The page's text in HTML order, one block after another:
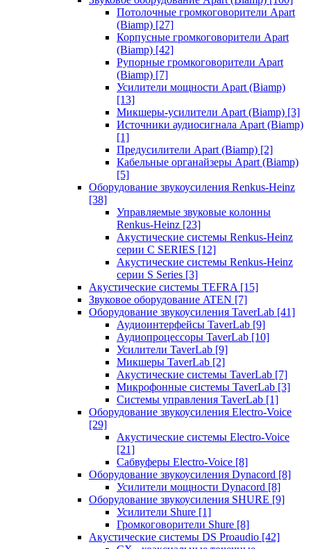
Потолочные громкоговорители Apart
(Biamp) [27]
Корпусные громкоговорители Apart
(Biamp) [42]
Рупорные громкоговорители Apart
(Biamp) [7]
Усилители мощности Apart (Biamp)
[13]
Микшеры-усилители Apart (Biamp) [3]
Источники аудиосигнала Apart (Biamp)
[1]
Предусилители Apart (Biamp) [2]
Кабельные органайзеры Apart (Biamp)
[5]
Оборудование звукоусиления Renkus-Heinz
[38]
Управляемые звуковые колонны
Renkus-Heinz [23]
Акустические системы Renkus-Heinz
серии C SERIES [12]
Акустические системы Renkus-Heinz
серии S Series [3]
Акустические системы TEFRA [15]
Звуковое оборудование ATEN [7]
Оборудование звукоусиления TaverLab [41]
Аудиоинтерфейсы TaverLab [9]
Аудиопроцессоры TaverLab [10]
Усилители TaverLab [9]
Микшеры TaverLab [2]
Акустические системы TaverLab [7]
Микрофонные системы TaverLab [3]
Системы управления TaverLab [1]
Оборудование звукоусиления Electro-Voice
[29]
Акустические системы Electro-Voice
[21]
Сабвуферы Electro-Voice [8]
Оборудование звукоусиления Dynacord [8]
Усилители мощности Dynacord [8]
Оборудование звукоусиления SHURE [9]
Усилители Shure [1]
Громкоговорители Shure [8]
Акустические системы DS Proaudio [42]